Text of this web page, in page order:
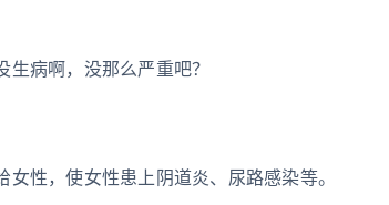
病啊，没那么严重吧？
性，使女性患上阴道炎、尿路感染等。